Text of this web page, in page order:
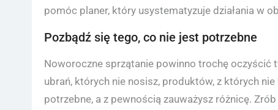
pomóc planer, który usystematyzuje działania w
Pozbądź się tego, co nie jest potrzebne
Noworoczne sprzątanie powinno trochę oczyścić
ubrań, których nie nosisz, produktów, z których
potrzebne, a z pewnością zauważysz różnicę.